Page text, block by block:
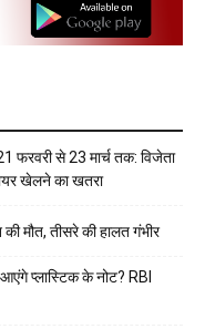
फरवरी से 23 मार्च तक: विजेता
खेलने का खतरा
मौत, तीसरे की हालत गंभीर
प्लास्टिक के नोट? RBI